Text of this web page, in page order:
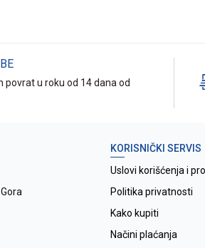
povrat u roku od 14 dana od
KORISNIČKI SERVIS
Uslovi korišćenja i
Politika privatnosti
Kako kupiti
Načini plaćanja